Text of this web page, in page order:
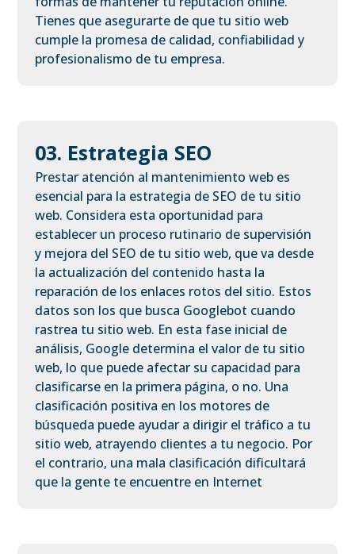
Tienes que asegurarte de que tu sitio web
cumple la promesa de calidad, confiabilidad y
profesionalismo de tu empresa.
03. Estrategia SEO
Prestar atención al mantenimiento web es
esencial para la estrategia de SEO de tu sitio
web. Considera esta oportunidad para
establecer un proceso rutinario de supervisión
y mejora del SEO de tu sitio web, que va desde
la actualización del contenido hasta la
reparación de los enlaces rotos del sitio. Estos
datos son los que busca Googlebot cuando
rastrea tu sitio web. En esta fase inicial de
análisis, Google determina el valor de tu sitio
web, lo que puede afectar su capacidad para
clasificarse en la primera página, o no. Una
clasificación positiva en los motores de
búsqueda puede ayudar a dirigir el tráfico a tu
sitio web, atrayendo clientes a tu negocio. Por
el contrario, una mala clasificación dificultará
que la gente te encuentre en Internet